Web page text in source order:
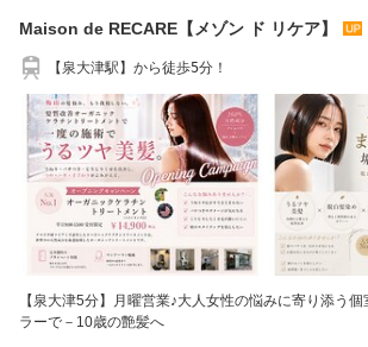
Maison de RECARE【メゾン ド リケア】
【泉大津駅】から徒歩5分！
【泉大津5分】月曜営業♪大人女性の悩みに寄り添う
ラーで－10歳の艶髪へ